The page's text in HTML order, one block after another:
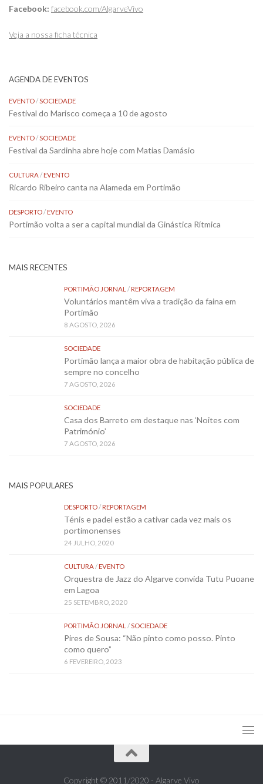
Facebook: facebook.com/AlgarveVivo
Veja a nossa ficha técnica
AGENDA DE EVENTOS
EVENTO/SOCIEDADE
Festival do Marisco começa a 10 de agosto
EVENTO/SOCIEDADE
Festival da Sardinha abre hoje com Matias Damásio
CULTURA/EVENTO
Ricardo Ribeiro canta na Alameda em Portimão
DESPORTO/EVENTO
Portimão volta a ser a capital mundial da Ginástica Rítmica
MAIS RECENTES
PORTIMÃO JORNAL /REPORTAGEM
Voluntários mantêm viva a tradição da faina em
Portimão
8 AGOSTO, 2026
SOCIEDADE
Portimão lança a maior obra de habitação pública de
sempre no concelho
7 AGOSTO, 2026
SOCIEDADE
Casa dos Barreto em destaque nas ‘Noites com
Património’
7 AGOSTO, 2026
MAIS POPULARES
DESPORTO/REPORTAGEM
Ténis e padel estão a cativar cada vez mais os
portimonenses
24 JULHO, 2020
CULTURA/EVENTO
Orquestra de Jazz do Algarve convida Tutu Puoane
em Lagoa
25 SETEMBRO, 2020
PORTIMÃO JORNAL /SOCIEDADE
Pires de Sousa: “Não pinto como posso. Pinto
como quero”
6 FEVEREIRO, 2023
Copyright © 2011/2020 - Algarve Vivo